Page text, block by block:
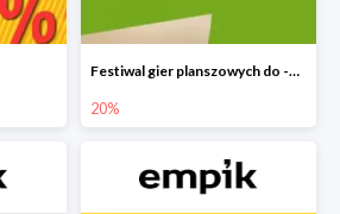
Festiwal gier planszowych do -20%
20%